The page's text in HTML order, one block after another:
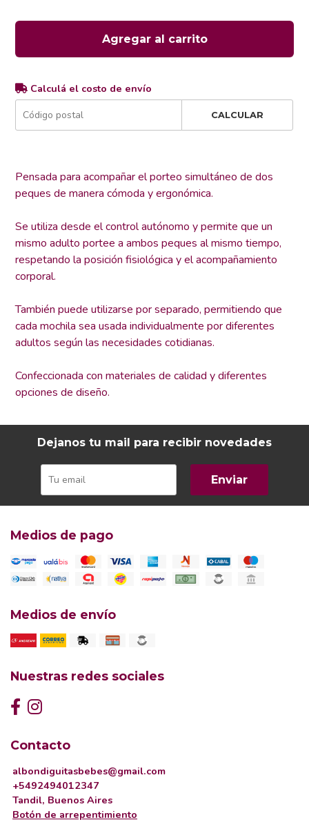
Agregar al carrito
Calculá el costo de envío
CALCULAR
Pensada para acompañar el porteo simultáneo de dos
peques de manera cómoda y ergonómica.
Se utiliza desde el control autónomo y permite que un
mismo adulto portee a ambos peques al mismo tiempo,
respetando la posición fisiológica y el acompañamiento
corporal.
También puede utilizarse por separado, permitiendo que
cada mochila sea usada individualmente por diferentes
adultos según las necesidades cotidianas.
Confeccionada con materiales de calidad y diferentes
opciones de diseño.
Dejanos tu mail para recibir novedades
Enviar
Medios de pago
Medios de envío
Nuestras redes sociales
Contacto
albondiguitasbebes@gmail.com
+5492494012347
Tandil, Buenos Aires
Botón de arrepentimiento